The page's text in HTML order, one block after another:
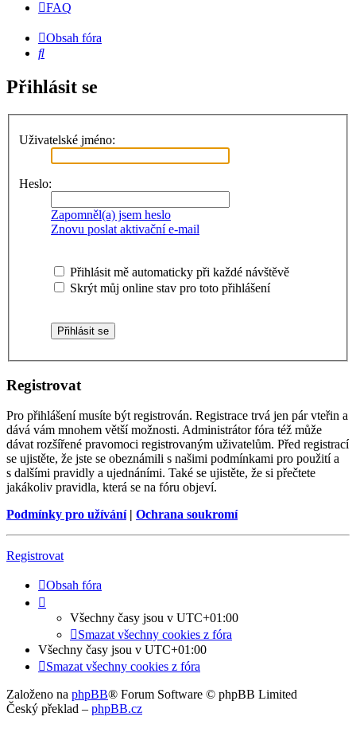
FAQ
Obsah fóra
Hledat
Přihlásit se
Uživatelské jméno:
Heslo:
Zapomněl(a) jsem heslo
Znovu poslat aktivační e-mail
Přihlásit mě automaticky při každé návštěvě
Skrýt můj online stav pro toto přihlášení
Registrovat
Pro přihlášení musíte být registrován. Registrace trvá jen pár vteřin a
dává vám mnohem větší možnosti. Administrátor fóra též může
dávat rozšířené pravomoci registrovaným uživatelům. Před registrací
se ujistěte, že jste se obeznámili s našimi podmínkami pro použití a
s dalšími pravidly a ujednáními. Také se ujistěte, že si přečtete
jakákoliv pravidla, která se na fóru objeví.
Podmínky pro užívání| Ochrana soukromí
Registrovat
Obsah fóra
Všechny časy jsou v UTC+01:00
Smazat všechny cookies z fóra
Všechny časy jsou v UTC+01:00
Smazat všechny cookies z fóra
Založeno na phpBB® Forum Software © phpBB Limited
Český překlad – phpBB.cz